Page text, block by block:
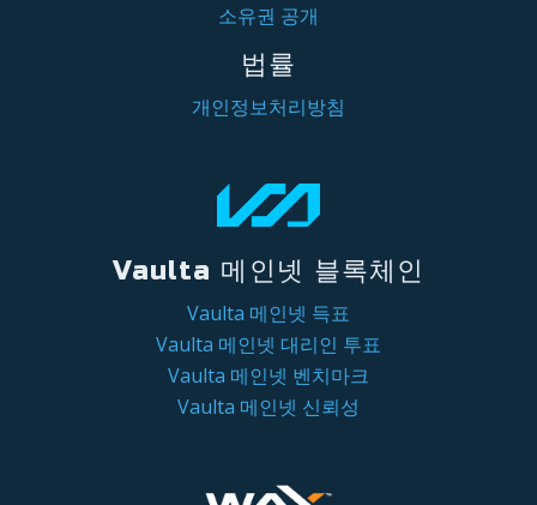
소유권 공개
법률
개인정보처리방침
Vaulta 메인넷 블록체인
Vaulta 메인넷 득표
Vaulta 메인넷 대리인 투표
Vaulta 메인넷 벤치마크
Vaulta 메인넷 신뢰성